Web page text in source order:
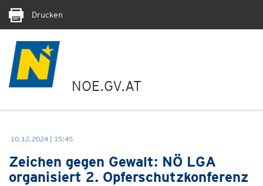
Drucken
NOE.GV.AT
10.12.2024 | 15:45
Zeichen gegen Gewalt: NÖ LGA
organisiert 2. Opferschutzkonferenz